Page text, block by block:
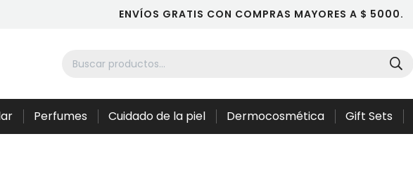
ENVÍOS GRATIS CON COMPRAS MAYORES A $ 5000.
Perfumes Cuidado de la piel Dermocosmética Gift Sets